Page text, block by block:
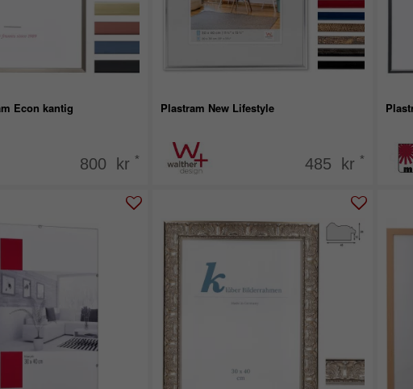
Econ kantig
800 kr *
Plastram New Lifestyle
485 kr *